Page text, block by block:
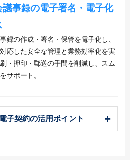
議事録の電子署名・電子化
録の作成・署名・保管を電子化し、
応した安全な管理と業務効率化を実
・押印・郵送の手間を削減し、スム
サポート。
子契約の活用ポイント